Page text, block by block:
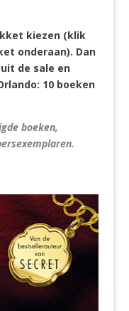
kiezen (klik
onderaan). Dan
de sale en
10 boeken
boeken,